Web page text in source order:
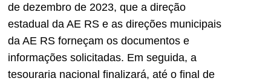
de dezembro de 2023, que a direção
estadual da AE RS e as direções municipais
da AE RS forneçam os documentos e
informações solicitadas. Em seguida, a
tesouraria nacional finalizará, até o final de